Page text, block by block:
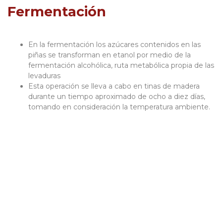
Fermentación
En la fermentación los azúcares contenidos en las
piñas se transforman en etanol por medio de la
fermentación alcohólica, ruta metabólica propia de las
levaduras
Esta operación se lleva a cabo en tinas de madera
durante un tiempo aproximado de ocho a diez días,
tomando en consideración la temperatura ambiente.